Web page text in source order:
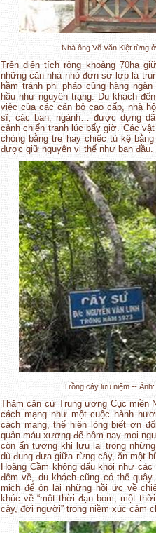
Nhà ông Võ Văn Kiệt từng
Trên diện tích rộng khoảng 70ha
những căn nhà nhỏ đơn sơ lợp lá
hầm tránh phi pháo cùng hàng
hầu như nguyên trạng. Du khách
việc của các cán bộ cao cấp, nhà
sĩ, các ban, ngành… được dựng
cảnh chiến tranh lúc bấy giờ. Các
chỏng bằng tre hay chiếc tủ kệ
được giữ nguyên vị thế như ban đầu.
Trồng cây lưu niệm --
Thăm căn cứ Trung ương Cục miền
cách mạng như một cuộc hành
cách mạng, thể hiện lòng biết ơn
quản máu xương để hôm nay mọi
còn ấn tượng khi lưu lại trong
dù đung đưa giữa rừng cây, ăn một
Hoàng Cầm không dấu khói như
đêm về, du khách cũng có thể
mịch để ôn lại những hồi ức về
khúc về “một thời đạn bom, một
cây, đời người” trong niềm xúc cảm